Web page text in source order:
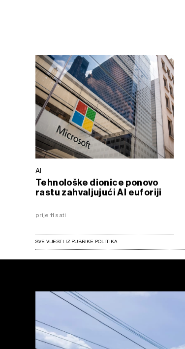
AI
Tehnološke dionice ponovo
rastu zahvaljujući AI euforiji
prije 11 sati
SVE VIJESTI IZ RUBRIKE POLITIKA